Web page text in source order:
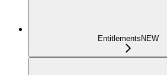
EntitlementsNEW